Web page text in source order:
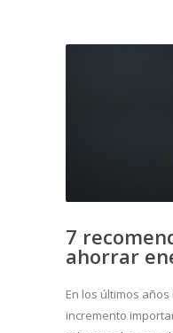
7
ahorrar
En los últimos
incremento